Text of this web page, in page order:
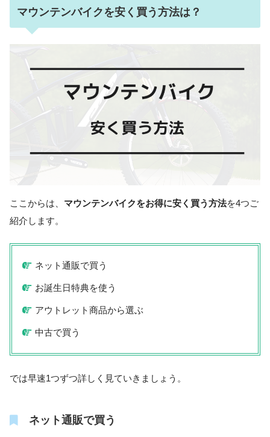
マウンテンバイクを安く買う方法は？
ここからは、 マウンテンバイクをお得に安く買う方法を4つご
紹介します。
ネット通販で買う
お誕生日特典を使う
アウトレット商品から選ぶ
中古で買う
では早速1つずつ詳しく見ていきましょう。
ネット通販で買う